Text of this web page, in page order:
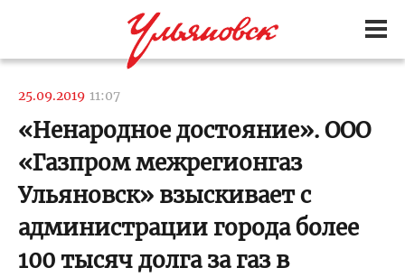
25.09.2019 11:07
«Ненародное достояние». ООО
«Газпром межрегионгаз
Ульяновск» взыскивает с
администрации города более
100 тысяч долга за газ в